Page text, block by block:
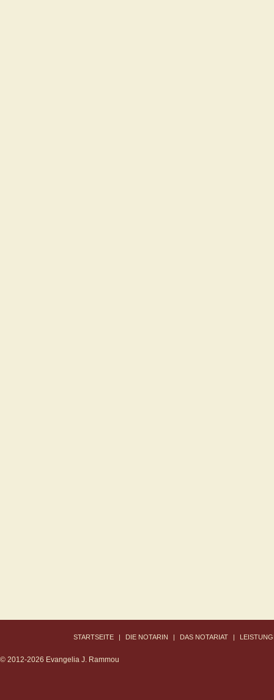
STARTSEITE | DIE NOTARIN | DAS NOTARIAT |
© 2012-2026 Evangelia J. Rammou